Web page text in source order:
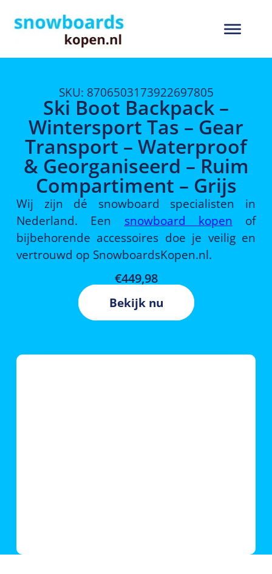
SKU: 8706503173922697805
Ski Boot Backpack –
Wintersport Tas – Gear
Transport – Waterproof
& Georganiseerd – Ruim
Compartiment – Grijs
Wij zijn dé snowboard specialisten in
Nederland. Een snowboard kopen of
bijbehorende accessoires doe je veilig en
vertrouwd op SnowboardsKopen.nl.
€449,98
Bekijk nu